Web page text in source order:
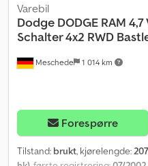
Meschede 1 014 km
Varebil
Dodge DODGE RAM
Schalter 4x2 RWD
Forespørre
Tilstand: brukt, kjørelengde: